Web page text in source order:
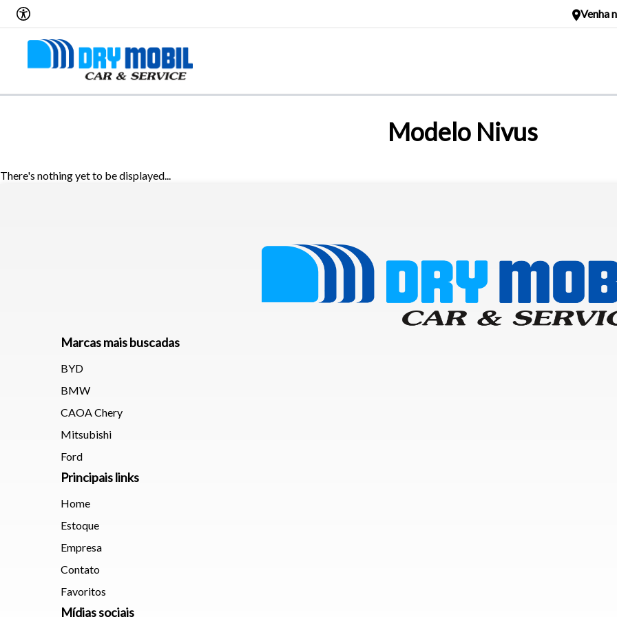
Venha
Modelo Nivus
There's nothing yet to be displayed...
Marcas mais buscadas
BYD
BMW
CAOA Chery
Mitsubishi
Ford
Principais links
Home
Estoque
Empresa
Contato
Favoritos
Mídias sociais